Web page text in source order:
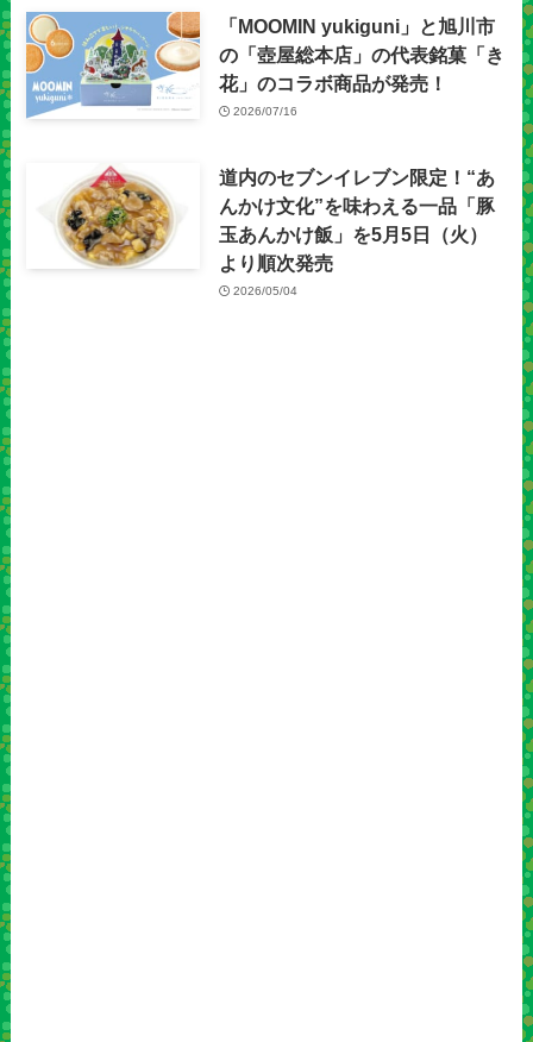
「MOOMIN yukiguni」と旭川市
の「壺屋総本店」の代表銘菓「き
花」のコラボ商品が発売！
2026/07/16
道内のセブンイレブン限定！“あ
んかけ文化”を味わえる一品「豚
玉あんかけ飯」を5月5日（火）
より順次発売
2026/05/04